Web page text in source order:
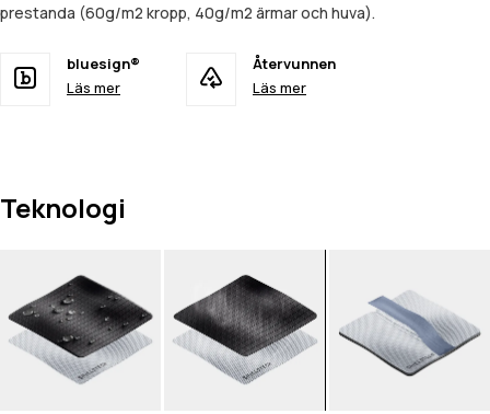
prestanda (60g/m2 kropp, 40g/m2 ärmar och huva).
bluesign®
Läs mer
Återvunnen
Läs mer
Teknologi